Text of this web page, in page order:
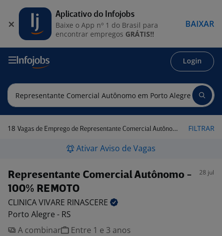
Login
18 Vagas de Emprego de Representante Comercial Autônomo em Porto Alegre - RS FILTRAR
Ativar Aviso de Vagas
Representante Comercial Autônomo -
100% REMOTO
28 jul
CLINICA VIVARE RINASCERE
Porto Alegre - RS
A combinar
Entre 1 e 3 anos
Aplicativo do Infojobs
Baixe o App nº 1 do Brasil para
encontrar empregos GRÁTIS!!
BAIXAR